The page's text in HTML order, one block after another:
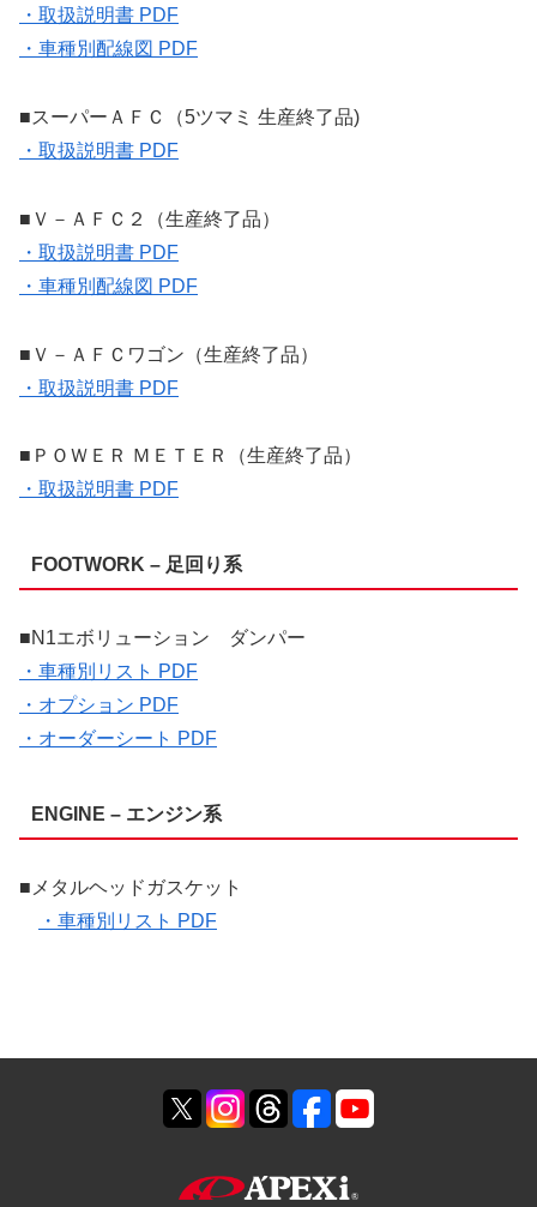
・取扱説明書 PDF
・車種別配線図 PDF
■スーパーＡＦＣ（5ツマミ 生産終了品)
・取扱説明書 PDF
■Ｖ－ＡＦＣ２（生産終了品）
・取扱説明書 PDF
・車種別配線図 PDF
■Ｖ－ＡＦＣワゴン（生産終了品）
・取扱説明書 PDF
■ＰＯＷＥＲ ＭＥＴＥＲ（生産終了品）
・取扱説明書 PDF
FOOTWORK – 足回り系
■N1エボリューション ダンパー
・車種別リスト PDF
・オプション PDF
・オーダーシート PDF
ENGINE – エンジン系
■メタルヘッドガスケット
・車種別リスト PDF